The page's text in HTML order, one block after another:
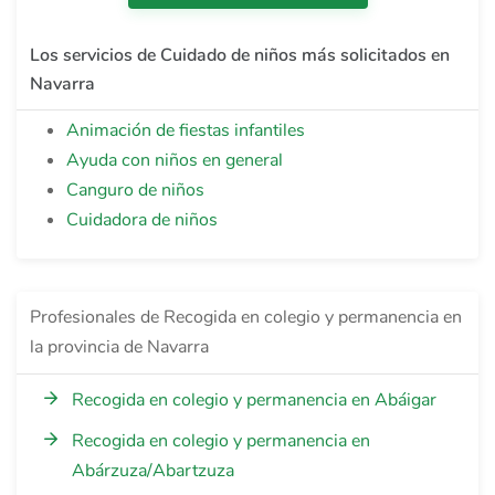
Los servicios de Cuidado de niños más solicitados en
Navarra
Animación de fiestas infantiles
Ayuda con niños en general
Canguro de niños
Cuidadora de niños
Profesionales de Recogida en colegio y permanencia en
la provincia de Navarra
Recogida en colegio y permanencia en Abáigar
Recogida en colegio y permanencia en
Abárzuza/Abartzuza